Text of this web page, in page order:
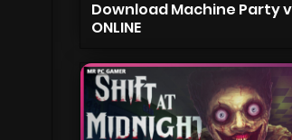
Download Machine Party
ONLINE